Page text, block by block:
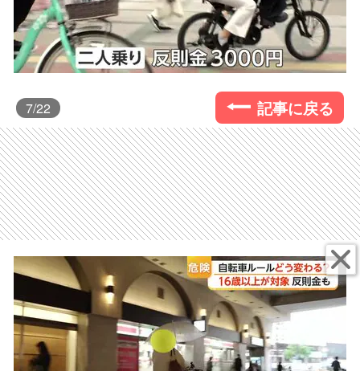
7/22 記事に戻る